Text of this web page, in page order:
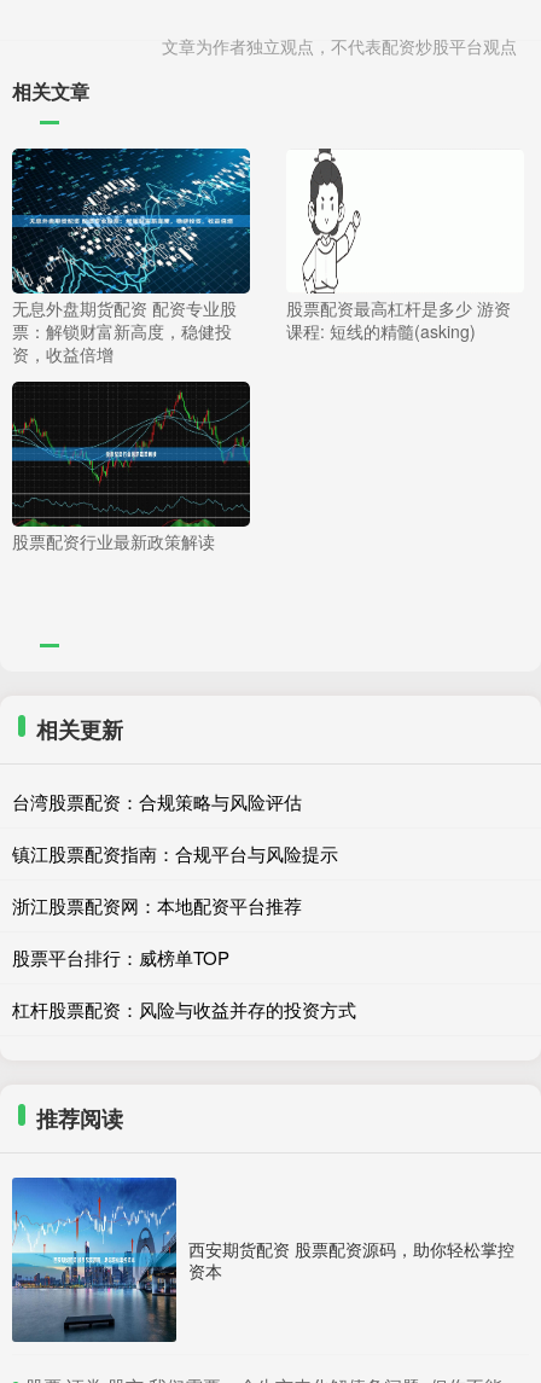
文章为作者独立观点，不代表配资炒股平台观点
相关文章
无息外盘期货配资 配资专业股
票：解锁财富新高度，稳健投
资，收益倍增
股票配资最高杠杆是多少 游资
课程: 短线的精髓(asking)
股票配资行业最新政策解读
相关更新
台湾股票配资：合规策略与风险评估
镇江股票配资指南：合规平台与风险提示
浙江股票配资网：本地配资平台推荐
股票平台排行：威榜单TOP
杠杆股票配资：风险与收益并存的投资方式
推荐阅读
西安期货配资 股票配资源码，助你轻松掌控
资本